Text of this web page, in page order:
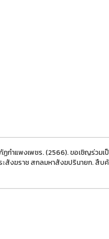
ำแพงเพชร. (2566). ขอเชิญร่วมเ
งฆราช สกลมหาสังฆปรินายก. สืบ